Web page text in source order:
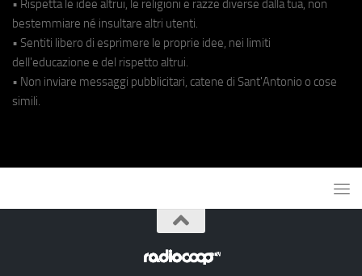
• Rispetta le idee altrui, le religioni e razze diverse dalla tua, non
bestemmiare né insultare altri utenti.
• Sentiti libero di esprimere le proprie idee, nei limiti
dell'educazione e del rispetto altrui.
• Non inviare messaggi pubblicitari, catene di Sant'Antonio o cose
simili.